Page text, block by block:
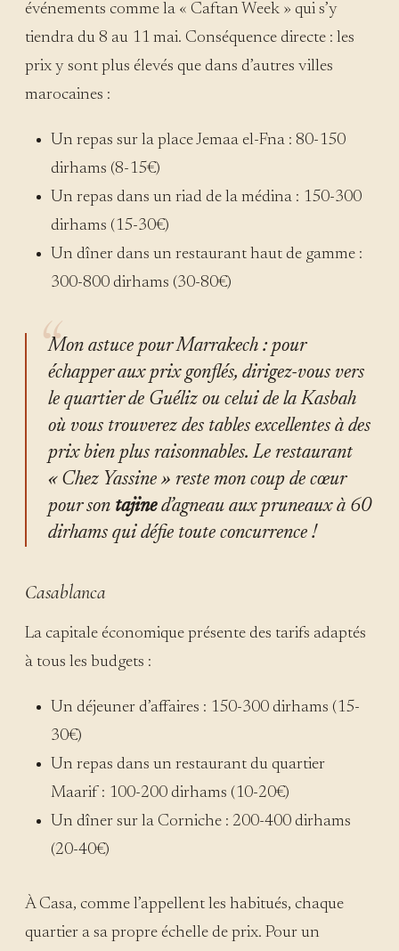
événements comme la « Caftan Week » qui s’y
tiendra du 8 au 11 mai. Conséquence directe : les
prix y sont plus élevés que dans d’autres villes
marocaines :
Un repas sur la place Jemaa el-Fna : 80-150
dirhams (8-15€)
Un repas dans un riad de la médina : 150-300
dirhams (15-30€)
Un dîner dans un restaurant haut de gamme :
300-800 dirhams (30-80€)
Mon astuce pour Marrakech : pour
échapper aux prix gonflés, dirigez-vous vers
le quartier de Guéliz ou celui de la Kasbah
où vous trouverez des tables excellentes à des
prix bien plus raisonnables. Le restaurant
« Chez Yassine » reste mon coup de cœur
pour son tajined’agneau aux pruneaux à 60
dirhams qui défie toute concurrence !
Casablanca
La capitale économique présente des tarifs adaptés
à tous les budgets :
Un déjeuner d’affaires : 150-300 dirhams (15-
30€)
Un repas dans un restaurant du quartier
Maarif : 100-200 dirhams (10-20€)
Un dîner sur la Corniche : 200-400 dirhams
(20-40€)
À Casa, comme l’appellent les habitués, chaque
quartier a sa propre échelle de prix. Pour un